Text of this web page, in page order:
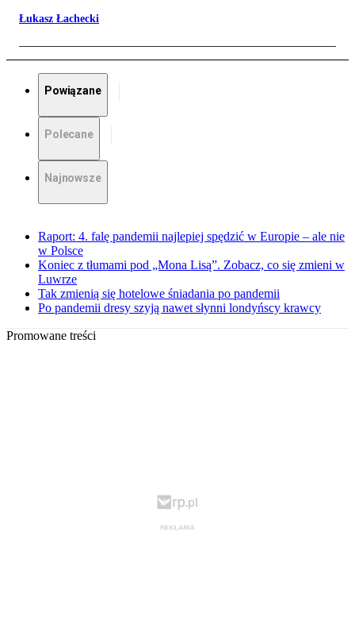
Łukasz Łachecki
Powiązane
Polecane
Najnowsze
Raport: 4. falę pandemii najlepiej spędzić w Europie – ale nie
w Polsce
Koniec z tłumami pod „Mona Lisą”. Zobacz, co się zmieni w
Luwrze
Tak zmienią się hotelowe śniadania po pandemii
Po pandemii dresy szyją nawet słynni londyńscy krawcy
Promowane treści